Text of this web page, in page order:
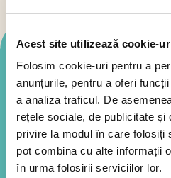
Acest site utilizează cookie-
Folosim cookie-uri pentru a
anunțurile, pentru a oferi
a analiza traficul. De
rețele sociale, de publicitate și
privire la modul în care folosiți
pot combina cu alte informații
în urma folosirii serviciilor lor.
Mod de preparare